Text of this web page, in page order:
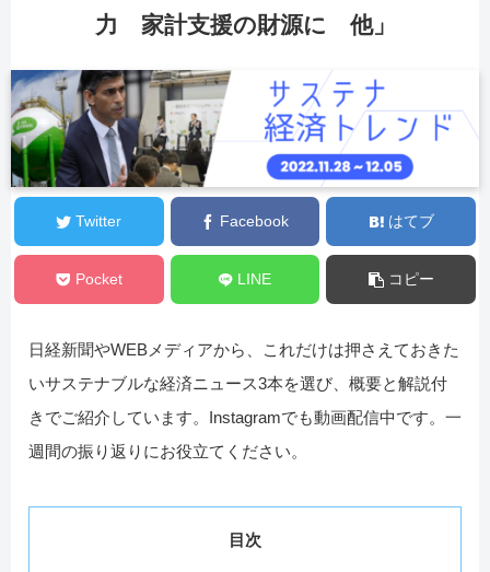
力 家計支援の財源に 他」
Twitter Facebook はてブ
Pocket LINE コピー
日経新聞やWEBメディアから、これだけは押さえておきた
いサステナブルな経済ニュース3本を選び、概要と解説付
きでご紹介しています。Instagramでも動画配信中です。一
週間の振り返りにお役立てください。
目次